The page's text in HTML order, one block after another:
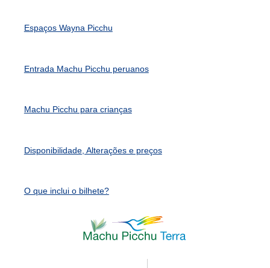
Espaços Wayna Picchu
Entrada Machu Picchu peruanos
Machu Picchu para crianças
Disponibilidade, Alterações e preços
O que inclui o bilhete?